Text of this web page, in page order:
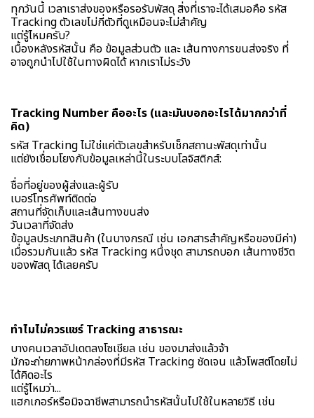
ทุกวันนี้ เวลาเราส่งของหรือรอรับพัสดุ สิ่งที่เราจะได้เสมอคือ รหัส
Tracking ตัวเลขไม่กี่ตัวที่ดูเหมือนจะไม่สำคัญ
แต่รู้ไหมครับ?
เบื้องหลังรหัสนั้น คือ ข้อมูลส่วนตัว และ เส้นทางการขนส่งจริง ที่
อาจถูกนำไปใช้ในทางผิดได้ หากเราไม่ระวัง
Tracking Number คืออะไร (และมันบอกอะไรได้มากกว่าที่
คิด)
รหัส Tracking ไม่ใช่แค่ตัวเลขสำหรับเช็กสถานะพัสดุเท่านั้น
แต่ยังเชื่อมโยงกับข้อมูลเหล่านี้ในระบบโลจิสติกส์:
ชื่อที่อยู่ของผู้ส่งและผู้รับ
เบอร์โทรศัพท์ติดต่อ
สถานที่จัดเก็บและเส้นทางขนส่ง
วันเวลาที่จัดส่ง
ข้อมูลประเภทสินค้า (ในบางกรณี เช่น เอกสารสำคัญหรือของมีค่า)
เมื่อรวมกันแล้ว รหัส Tracking หนึ่งชุด สามารถบอก เส้นทางชีวิต
ของพัสดุ ได้เลยครับ
ทำไมไม่ควรแชร์ Tracking สาธารณะ
บางคนเวลาอัปเดตลงโซเชียล เช่น ของมาส่งแล้วจ้า
มักจะถ่ายภาพหน้ากล่องที่มีรหัส Tracking ชัดเจน แล้วโพสต์โดยไม่
ได้คิดอะไร
แต่รู้ไหมว่า...
แฮกเกอร์หรือมิจฉาชีพสามารถนำรหัสนั้นไปใช้ในหลายวิธี เช่น